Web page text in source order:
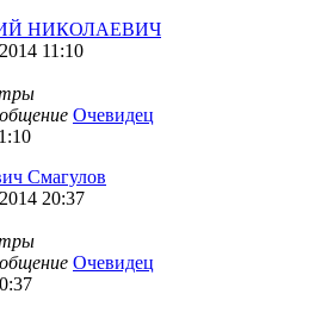
НИКОЛАЕВИЧ
11:10
Очевидец
Смагулов
20:37
Очевидец